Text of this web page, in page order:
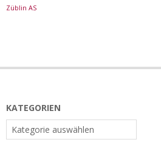
Züblin AS
KATEGORIEN
Kategorien